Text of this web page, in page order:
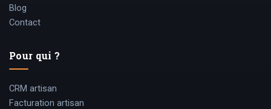
Blog
Contact
Pour qui ?
CRM artisan
Facturation artisan